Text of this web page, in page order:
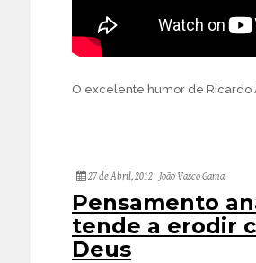
O excelente humor de Ricardo
27 de Abril, 2012 João Vasco Gama
Pensamento
tende a erodir
Deus